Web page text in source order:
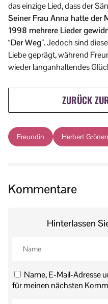
das einzige Lied, dass der
Seiner Frau Anna hatte der
1998 mehrere Lieder
“Der Weg”.Jedoch sind
Liebe geprägt, während
wieder langanhaltendes
ZURÜCK
Freundin Herbert
Kommentare
Hinterlassen
Name, E-Mail-Adresse
für meinen nächsten